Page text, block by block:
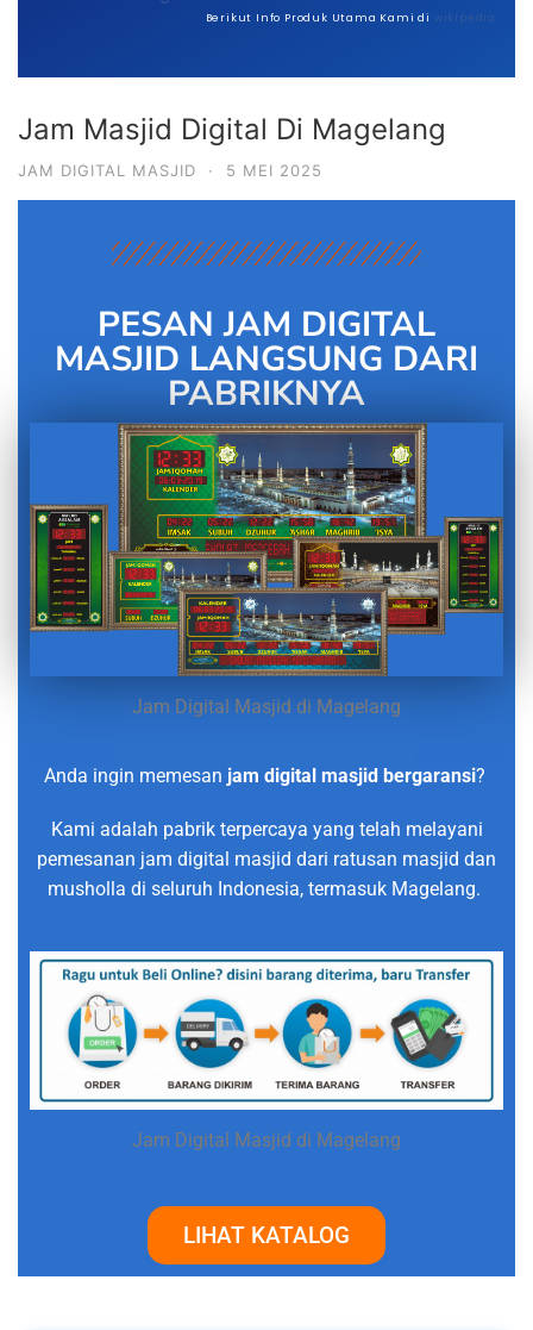
Berikut Info Produk Utama Kami di wikipedia
Jam Masjid Digital Di Magelang
JAM DIGITAL MASJID · 5 MEI 2025
PESAN JAM DIGITAL
MASJID LANGSUNG DARI
PABRIKNYA
Jam Digital Masjid di Magelang
Anda ingin memesan jam digital masjid bergaransi?
Kami adalah pabrik terpercaya yang telah melayani
pemesanan jam digital masjid dari ratusan masjid dan
musholla di seluruh Indonesia, termasuk Magelang.
Jam Digital Masjid di Magelang
LIHAT KATALOG